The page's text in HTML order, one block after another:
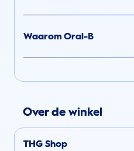
Waarom Oral-B
Over de winkel
THG Shop